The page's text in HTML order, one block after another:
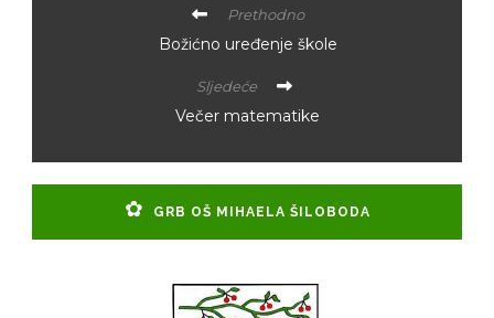
Prethodno
Božićno uređenje škole
Sljedeće
Večer matematike
GRB OŠ MIHAELA ŠILOBODA